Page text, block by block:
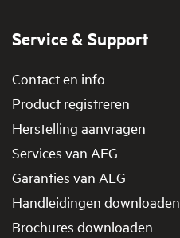
Service & Support
Contact en info
Product registreren
Herstelling aanvragen
Services van AEG
Garanties van AEG
Handleidingen downloaden
Brochures downloaden